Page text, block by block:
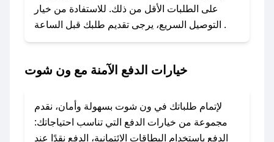
### كيفية استخدام كود خصم ون شوت؟
1. انسخ كود الخصم من تطبيق صحصح.
2. الصقه في خانة الدفع عند التسوق من ون شوت.
### ماذا أفعل إذا لم يعمل كود الخصم؟
الرسائل الخاصة على تويتر أو البريد الإلكتروني،
وسنقوم بحل المشكلة في أسرع وقت ممكن.
على الطلبات الأقل من ذلك. للاستفادة من خيار
التوصيل السريع، يرجى تقديم طلبك قبل الساعة .
خيارات الدفع الآمنة مع ون شوت
لإتمام طلباتك في ون شوت بسهولة وأمان، نقدم
مجموعة من خيارات الدفع التي تناسب احتياجاتك:
الدفع باستخدام البطاقات الائتمانية، الدفع نقدًا عند